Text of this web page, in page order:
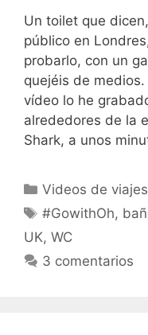
Un toilet que
público en
probarlo, con un
quejéis de
vídeo lo he
alrededores de la
Shark, a unos
Categorías
Videos de viajes
Etiquetas
#GowithOh,
UK, WC
3 comentarios